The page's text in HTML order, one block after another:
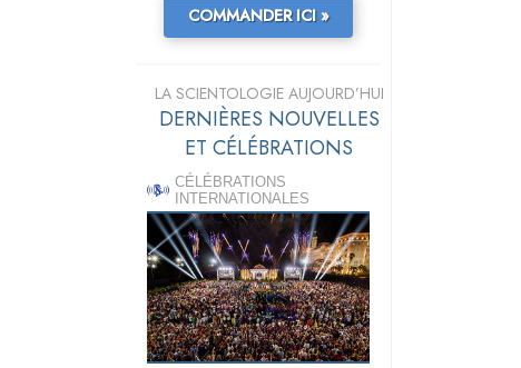
COMMANDER ICI »
LA SCIENTOLOGIE AUJOURD’HUI
DERNIÈRES NOUVELLES
ET CÉLÉBRATIONS
CÉLÉBRATIONS
INTERNATIONALES